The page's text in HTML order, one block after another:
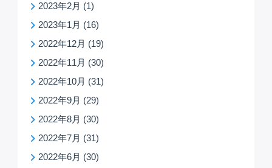
2023年2月 (1)
2023年1月 (16)
2022年12月 (19)
2022年11月 (30)
2022年10月 (31)
2022年9月 (29)
2022年8月 (30)
2022年7月 (31)
2022年6月 (30)